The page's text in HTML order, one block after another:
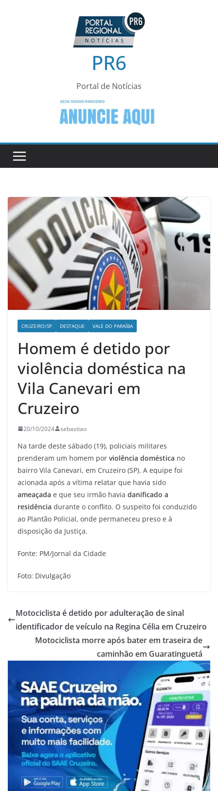
PR6
Portal de Notícias
CRUZEIRO/SP DESTAQUE VALE DO PARAÍBA
Homem é detido por
violência doméstica na
Vila Canevari em
Cruzeiro
20/10/2024 sebastiao
Na tarde deste sábado (19), policiais militares
prenderam um homem por violência doméstica no
bairro Vila Canevari, em Cruzeiro (SP). A equipe foi
acionada após a vítima relatar que havia sido
ameaçada e que seu irmão havia danificado a
residência durante o conflito. O suspeito foi conduzido
ao Plantão Policial, onde permaneceu preso e à
disposição da Justiça.
Fonte: PM/Jornal da Cidade
Foto: Divulgação
Motociclista é detido por adulteração de sinal
identificador de veículo na Regina Célia em Cruzeiro
Motociclista morre após bater em traseira de
caminhão em Guaratinguetá